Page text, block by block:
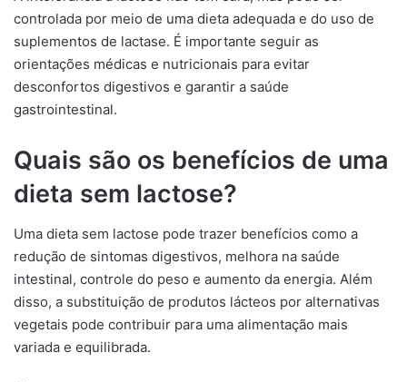
controlada por meio de uma dieta adequada e do uso de
suplementos de lactase. É importante seguir as
orientações médicas e nutricionais para evitar
desconfortos digestivos e garantir a saúde
gastrointestinal.
Quais são os benefícios de uma
dieta sem lactose?
Uma dieta sem lactose pode trazer benefícios como a
redução de sintomas digestivos, melhora na saúde
intestinal, controle do peso e aumento da energia. Além
disso, a substituição de produtos lácteos por alternativas
vegetais pode contribuir para uma alimentação mais
variada e equilibrada.